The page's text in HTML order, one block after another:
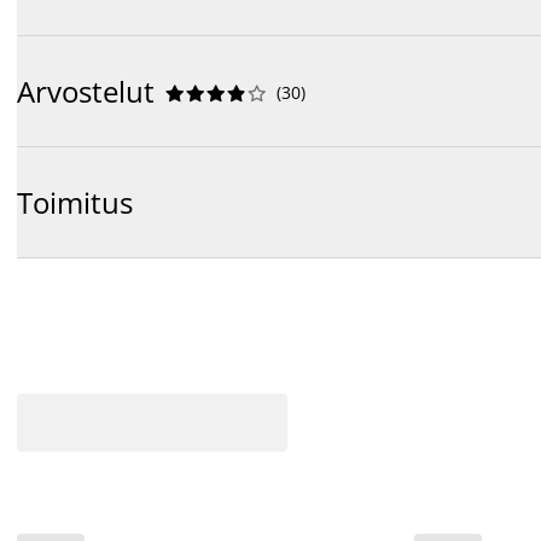
Arvostelut 




 (30)
Toimitus